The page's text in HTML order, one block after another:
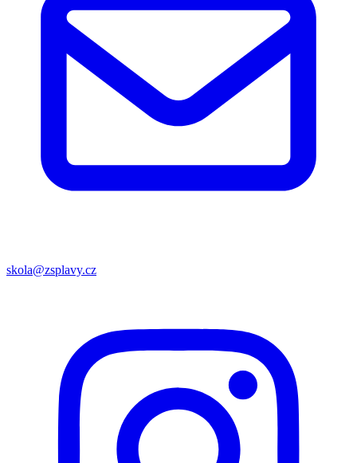
skola@zsplavy.cz